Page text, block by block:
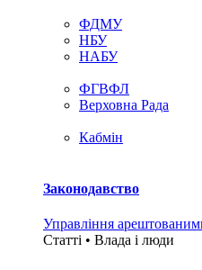
ФДМУ
НБУ
НАБУ
ФГВФЛ
Верховна Рада
Кабмін
Законодавство
Управління
Статті • Влада i люди